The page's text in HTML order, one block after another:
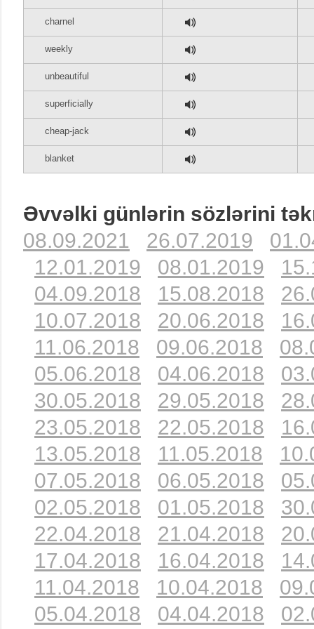
charnel
weekly
unbeautiful
superficially
cheap-jack
blanket
Əvvəlki günlərin sözlərini
08.09.2021
26.07.2019
12.01.2019
08.01.2019
04.09.2018
15.08.2018
10.07.2018
20.06.2018
11.06.2018
09.06.2018
05.06.2018
04.06.2018
30.05.2018
29.05.2018
23.05.2018
22.05.2018
13.05.2018
11.05.2018
07.05.2018
06.05.2018
02.05.2018
01.05.2018
22.04.2018
21.04.2018
17.04.2018
16.04.2018
11.04.2018
10.04.2018
05.04.2018
04.04.2018